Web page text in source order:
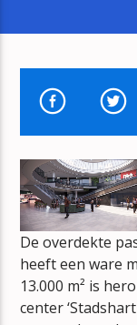
HUIDIG NUMMER
STAND & DELIVER
ADAM AND THE ANTS
mz-
De overdekte
heeft een ware
13.000 m² is
center